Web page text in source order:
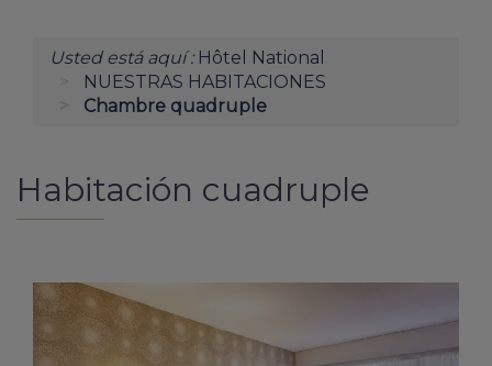
LOURDES
CONSERJERIA / ACCESO
CONTACTENOS
Usted está aquí : Hôtel National
NUESTRAS HABITACIONES
Chambre quadruple
Habitación cuadruple